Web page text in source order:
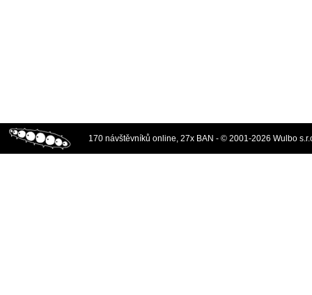
170 návštěvníků online, 27x BAN - © 2001-2026 Wulbo